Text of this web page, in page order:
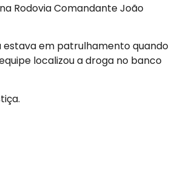
Rodovia Comandante João
estava em patrulhamento quando
localizou a droga no banco